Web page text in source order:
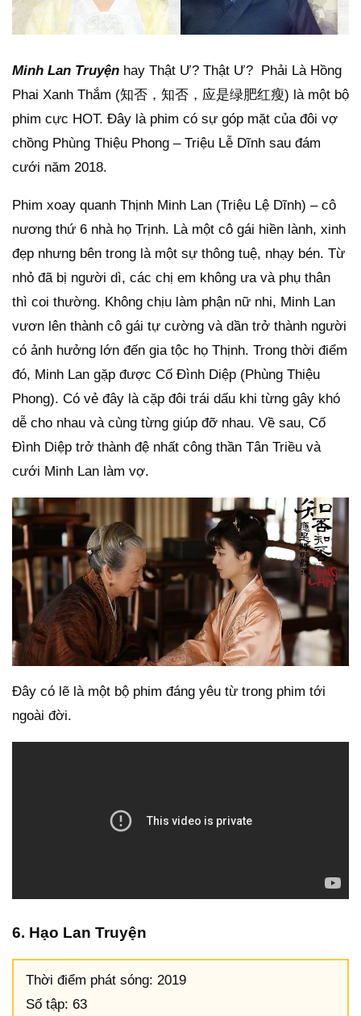
Minh Lan Truyện hay Thật Ư? Thật Ư? Phải Là Hồng
Phai Xanh Thắm (知否，知否，应是绿肥红瘦) là một bộ
phim cực HOT. Đây là phim có sự góp mặt của đôi vợ
chồng Phùng Thiệu Phong – Triệu Lễ Dĩnh sau đám
cưới năm 2018.
Phim xoay quanh Thịnh Minh Lan (Triệu Lệ Dĩnh) – cô
nương thứ 6 nhà họ Trịnh. Là một cô gái hiền lành, xinh
đẹp nhưng bên trong là một sự thông tuệ, nhạy bén. Từ
nhỏ đã bị người dì, các chị em không ưa và phụ thân
thì coi thường. Không chịu làm phận nữ nhi, Minh Lan
vươn lên thành cô gái tự cường và dần trở thành người
có ảnh hưởng lớn đến gia tộc họ Thịnh. Trong thời điểm
đó, Minh Lan gặp được Cố Đình Diệp (Phùng Thiệu
Phong). Có vẻ đây là cặp đôi trái dấu khi từng gây khó
dễ cho nhau và cùng từng giúp đỡ nhau. Về sau, Cố
Đình Diệp trở thành đệ nhất công thần Tân Triều và
cưới Minh Lan làm vợ.
Đây có lẽ là một bộ phim đáng yêu từ trong phim tới
ngoài đời.
6. Hạo Lan Truyện
Thời điểm phát sóng: 2019
Số tập: 63